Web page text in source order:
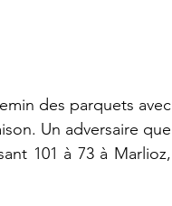
des parquets avec
Un adversaire que
101 à 73 à Marlioz,